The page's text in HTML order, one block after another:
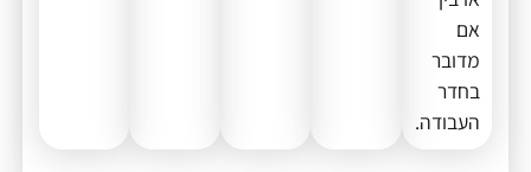
אם
מדובר
בחדר
העבודה.